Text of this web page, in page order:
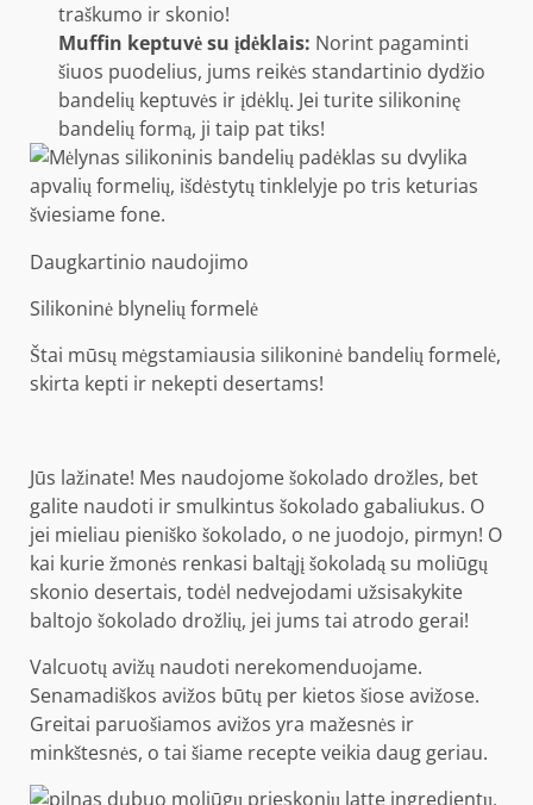
traškumo ir skonio!
Muffin keptuvė su įdėklais: Norint pagaminti
šiuos puodelius, jums reikės standartinio dydžio
bandelių keptuvės ir įdėklų. Jei turite silikoninę
bandelių formą, ji taip pat tiks!
Daugkartinio naudojimo
Silikoninė blynelių formelė
Štai mūsų mėgstamiausia silikoninė bandelių formelė,
skirta kepti ir nekepti desertams!
Jūs lažinate! Mes naudojome šokolado drožles, bet
galite naudoti ir smulkintus šokolado gabaliukus. O
jei mieliau pieniško šokolado, o ne juodojo, pirmyn! O
kai kurie žmonės renkasi baltąjį šokoladą su moliūgų
skonio desertais, todėl nedvejodami užsisakykite
baltojo šokolado drožlių, jei jums tai atrodo gerai!
Valcuotų avižų naudoti nerekomenduojame.
Senamadiškos avižos būtų per kietos šiose avižose.
Greitai paruošiamos avižos yra mažesnės ir
minkštesnės, o tai šiame recepte veikia daug geriau.